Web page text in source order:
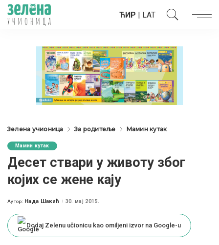
ЋИР | LAT
Зелена учионица За родитеље Мамин кутак
Мамин кутак
Десет ствари у животу због
којих се жене кају
Posted
Аутор: Нада Шакић 30. мај 2015.
Dodaj Zelenu učionicu kao omiljeni izvor na Google-u